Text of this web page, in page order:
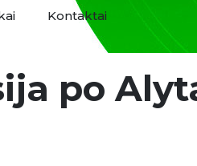
Kontaktai
po